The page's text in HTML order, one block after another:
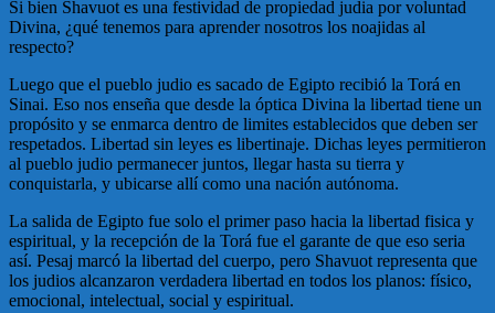
Si bien Shavuot es una festividad de propiedad judia por voluntad
Divina, ¿qué tenemos para aprender nosotros los noajidas al
respecto?
Luego que el pueblo judio es sacado de Egipto recibió la Torá en
Sinai. Eso nos enseña que desde la óptica Divina la libertad tiene un
propósito y se enmarca dentro de limites establecidos que deben ser
respetados. Libertad sin leyes es libertinaje. Dichas leyes permitieron
al pueblo judio permanecer juntos, llegar hasta su tierra y
conquistarla, y ubicarse allí como una nación autónoma.
La salida de Egipto fue solo el primer paso hacia la libertad fisica y
espiritual, y la recepción de la Torá fue el garante de que eso seria
así. Pesaj marcó la libertad del cuerpo, pero Shavuot representa que
los judios alcanzaron verdadera libertad en todos los planos: físico,
emocional, intelectual, social y espiritual.